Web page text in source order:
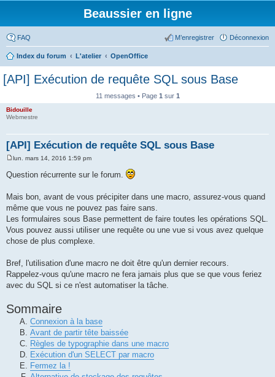
Beaussier en ligne
FAQ Déconnexion
M’enregistrer
Index du forum L'atelier OpenOffice
[API] Exécution de requête SQL sous Base
11 messages • Page 1 sur 1
Bidouille
Webmestre
[API] Exécution de requête SQL sous Base
s
g
e
lun. mars 14, 2016 1:59 pm
Question récurrente sur le forum.
Mais bon, avant de vous précipiter dans une macro, assurez-vous quand
même que vous ne pouvez pas faire sans.
Les formulaires sous Base permettent de faire toutes les opérations SQL.
Vous pouvez aussi utiliser une requête ou une vue si vous avez quelque
chose de plus complexe.
Bref, l'utilisation d'une macro ne doit être qu'un dernier recours.
Rappelez-vous qu'une macro ne fera jamais plus que se que vous feriez
avec du SQL si ce n'est automatiser la tâche.
Sommaire
Connexion à la base
Avant de partir tête baissée
Règles de typographie dans une macro
Exécution d'un SELECT par macro
Fermez la !